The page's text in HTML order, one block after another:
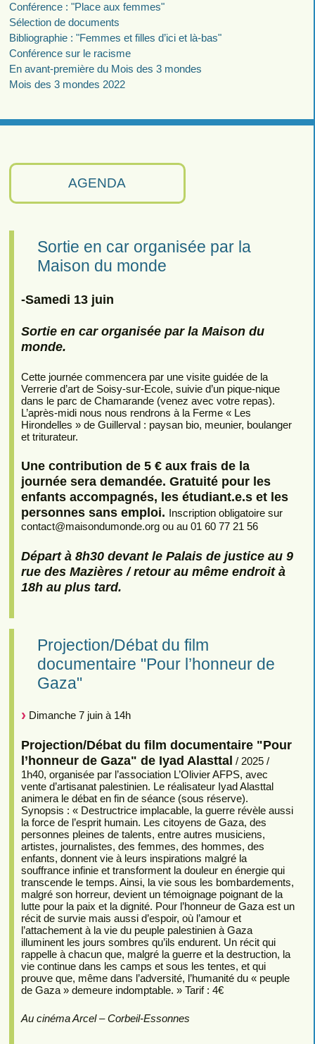
AGENDA
Sortie en car organisée par la
Maison du monde
-Samedi 13 juin
Sortie en car organisée par la Maison du
monde.
Cette journée commencera par une visite guidée de la
Verrerie d’art de Soisy-sur-Ecole, suivie d’un pique-nique
dans le parc de Chamarande (venez avec votre repas).
L’après-midi nous nous rendrons à la Ferme « Les
Hirondelles » de Guillerval : paysan bio, meunier, boulanger
et triturateur.
Une contribution de 5 € aux frais de la
journée sera demandée. Gratuité pour les
enfants accompagnés, les étudiant.e.s et les
personnes sans emploi. Inscription obligatoire sur
contact@maisondumonde.org ou au 01 60 77 21 56
Départ à 8h30 devant le Palais de justice au 9
rue des Mazières / retour au même endroit à
18h au plus tard.
Projection/Débat du film
documentaire "Pour l’honneur de
Gaza"
Dimanche 7 juin à 14h
Projection/Débat du film documentaire "Pour
l’honneur de Gaza" de Iyad Alasttal / 2025 /
1h40, organisée par l’association L’Olivier AFPS, avec
vente d’artisanat palestinien. Le réalisateur Iyad Alasttal
animera le débat en fin de séance (sous réserve).
Synopsis : « Destructrice implacable, la guerre révèle aussi
la force de l’esprit humain. Les citoyens de Gaza, des
personnes pleines de talents, entre autres musiciens,
artistes, journalistes, des femmes, des hommes, des
enfants, donnent vie à leurs inspirations malgré la
souffrance infinie et transforment la douleur en énergie qui
transcende le temps. Ainsi, la vie sous les bombardements,
malgré son horreur, devient un témoignage poignant de la
lutte pour la paix et la dignité. Pour l’honneur de Gaza est un
récit de survie mais aussi d’espoir, où l’amour et
l’attachement à la vie du peuple palestinien à Gaza
illuminent les jours sombres qu’ils endurent. Un récit qui
rappelle à chacun que, malgré la guerre et la destruction, la
vie continue dans les camps et sous les tentes, et qui
prouve que, même dans l’adversité, l’humanité du « peuple
de Gaza » demeure indomptable. » Tarif : 4€
Au cinéma Arcel – Corbeil-Essonnes
Conférence : "Place aux femmes"
Sélection de documents
Bibliographie : "Femmes et filles d’ici et là-bas"
Conférence sur le racisme
En avant-première du Mois des 3 mondes
Mois des 3 mondes 2022